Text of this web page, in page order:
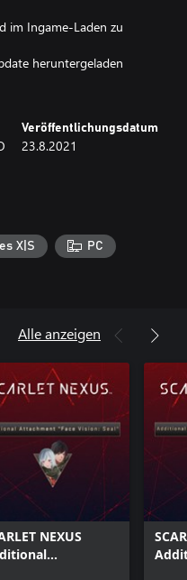
im Ingame-Laden zu
heruntergeladen
Veröffentlichungsdatum
23.8.2021
X|S PC
Alle anzeigen
NEXUS